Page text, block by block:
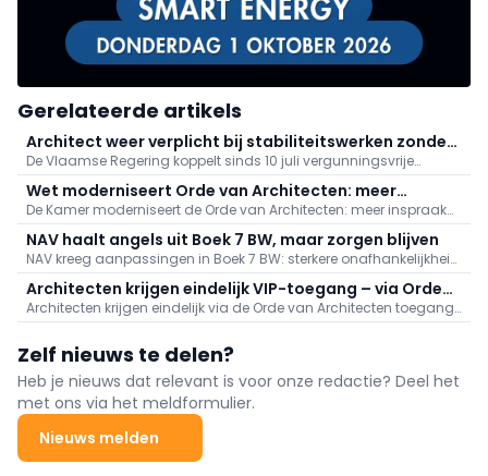
Gerelateerde artikels
Architect weer verplicht bij stabiliteitswerken zonder
vergunning
De Vlaamse Regering koppelt sinds 10 juli vergunningsvrije
verbouwingen met stabiliteitswerken opnieuw aan de aanstelling
van een architect. Zo blijft administratieve vereenvoudiging
behouden met kwaliteits- en veiligheidswaarborg.
Wet moderniseert Orde van Architecten: meer
inspraak en transparantie
De Kamer moderniseert de Orde van Architecten: meer inspraak
voor jongeren en stagiairs (leeftijdsgrenzen weg, buitenlandse
stages erkend), meer transparantie en financieel toezicht.
Verkiezingen dit najaar verlopen al volgens de nieuwe regels.
NAV haalt angels uit Boek 7 BW, maar zorgen blijven
NAV kreeg aanpassingen in Boek 7 BW: sterkere onafhankelijkheid
van architecten, helderder oplevering en verantwoordelijkheden.
Toch blijven zorgen over ruime conformiteit, behoud van
hoofdelijke aansprakelijkheid en onduidelijke termijnen.
Inwerkingtreding binnen een jaar; NAV volgt op.
Architecten krijgen eindelijk VIP-toegang – via Orde
als tussenpersoon
Architecten krijgen eindelijk via de Orde van Architecten toegang
tot het Vlaamse Vastgoedinformatieplatform, een stap naar
snellere en efficiëntere ontwerp- en vergunningsdossiers. NAV trok
het dossier, loste privacyknelpunten mee op en blijft ijveren voor
rechtstreekse toegang.
Zelf nieuws te delen?
Heb je nieuws dat relevant is voor onze redactie? Deel het
met ons via het meldformulier.
Nieuws melden